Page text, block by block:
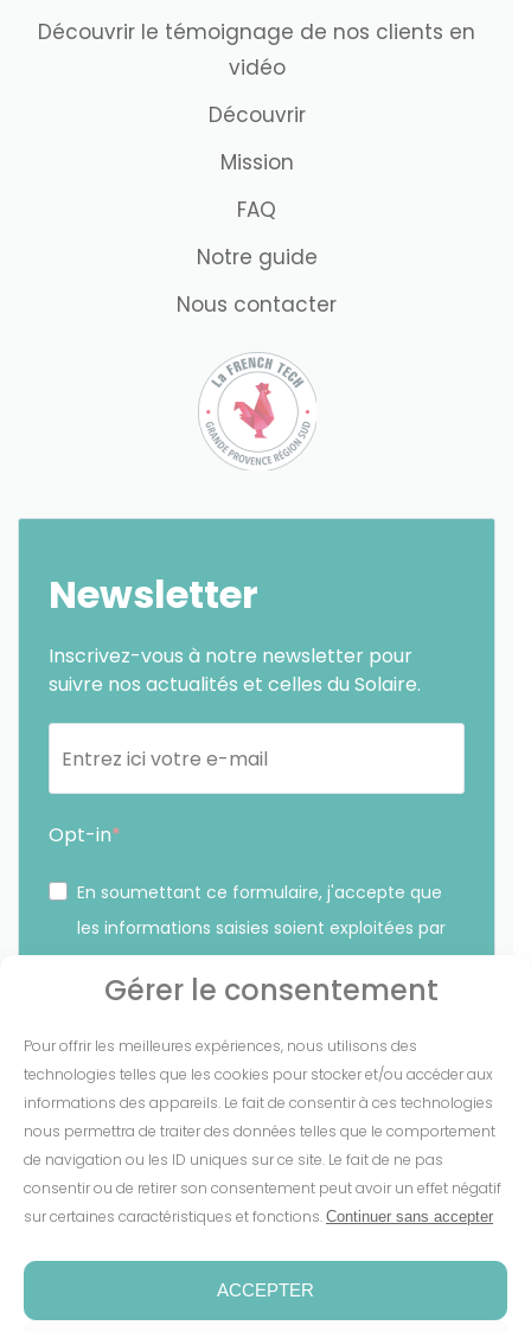
Gérer le consentement
Pour offrir les meilleures expériences, nous utilisons des
technologies telles que les cookies pour stocker et/ou accéder aux
informations des appareils. Le fait de consentir à ces technologies
nous permettra de traiter des données telles que le comportement
de navigation ou les ID uniques sur ce site. Le fait de ne pas
consentir ou de retirer son consentement peut avoir un effet négatif
sur certaines caractéristiques et fonctions. Continuer sans accepter
ACCEPTER
Découvrir le témoignage de nos clients en
vidéo
Découvrir
Mission
FAQ
Notre guide
Nous contacter
Newsletter
Inscrivez-vous à notre newsletter pour
suivre nos actualités et celles du Solaire.
Opt-in
En soumettant ce formulaire, j'accepte que
les informations saisies soient exploitées par
sur le lien présent dans nos emails.
S'INSCRIRE
Conditions de garantie-Espace presse